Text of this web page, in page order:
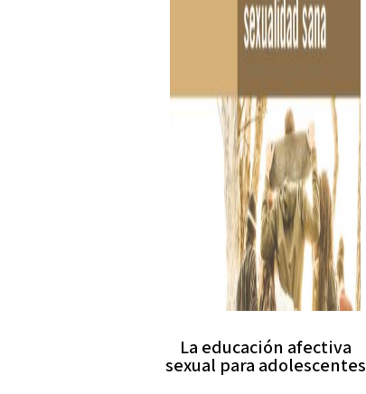
La educación afectiva
sexual para adolescentes